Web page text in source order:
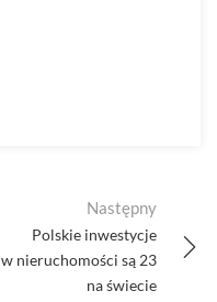
Następny
Polskie inwestycje
w nieruchomości są 23
na świecie